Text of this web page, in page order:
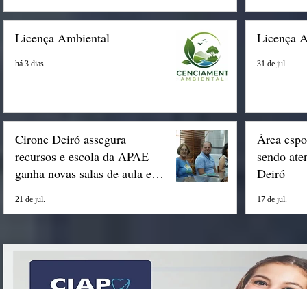
Licença Ambiental
há 3 dias
Licença
31 de jul.
Cirone Deiró assegura
recursos e escola da APAE
ganha novas salas de aula em
21 de jul.
Área
sendo
Deiró
17 de jul.